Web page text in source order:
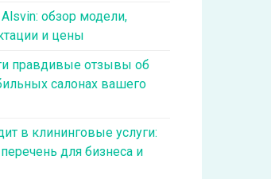
Alsvin: обзор модели,
и цены
правдивые отзывы об
салонах вашего
в клининговые услуги:
для бизнеса и